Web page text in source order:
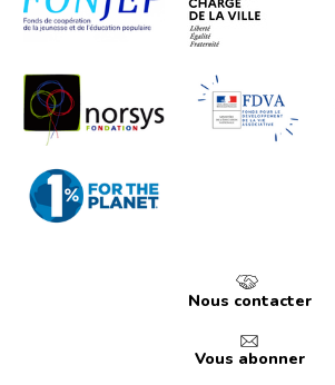
Nous contacter
Vous abonner